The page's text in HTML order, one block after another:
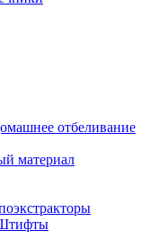
отбеливание
материал